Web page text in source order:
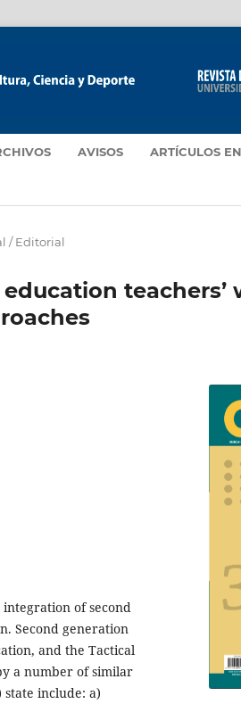
AVISOS ARTÍCULOS
/ Editorial
teachers’
integration of second
Second generation
and the Tactical
a number of similar
include: a)